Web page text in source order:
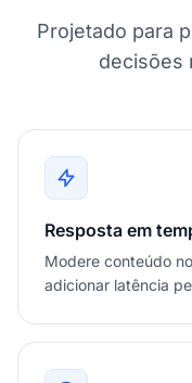
Projetado para
decisões
Resposta em
Modere conteúdo
adicionar latência